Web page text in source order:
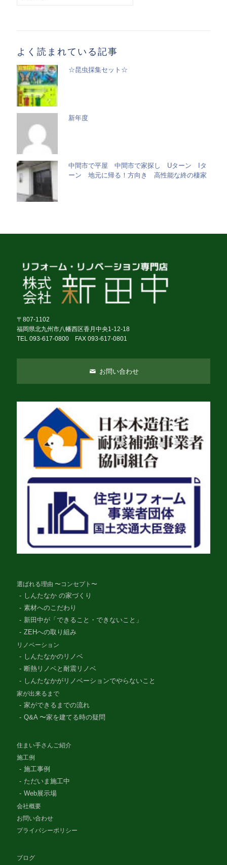
よく読まれている記事
☆昆虫採集セット☆
新年度
中間市で平屋 中間市で家探し Uターン Iタ
ーン 地元に帰る！方向き 高性能な終の棲家
〒807-1102
福岡県北九州市八幡西区香月中央1-12-18
TEL 093-617-0800 FAX 093-617-0801
お問い合わせ
選ばれる理由 〜コンセプト〜
しんたなか の家づくり
素材へのこだわり
新田中が「できること・できないこと」
ZEHへの取り組み
リノベーション
しんたなかのリノベ
断熱リノベと耐震リノベ
しんたなかがリノベーションでやらないこと
家が出来るまで
家ができるまでの流れ
Q&A 〜家を建てる時の疑問
住まい手さんご紹介
施工例
施工事例
ただいま施工中
Web展示場
会社概要
お問い合わせ
プライバシーポリシー
ブログ